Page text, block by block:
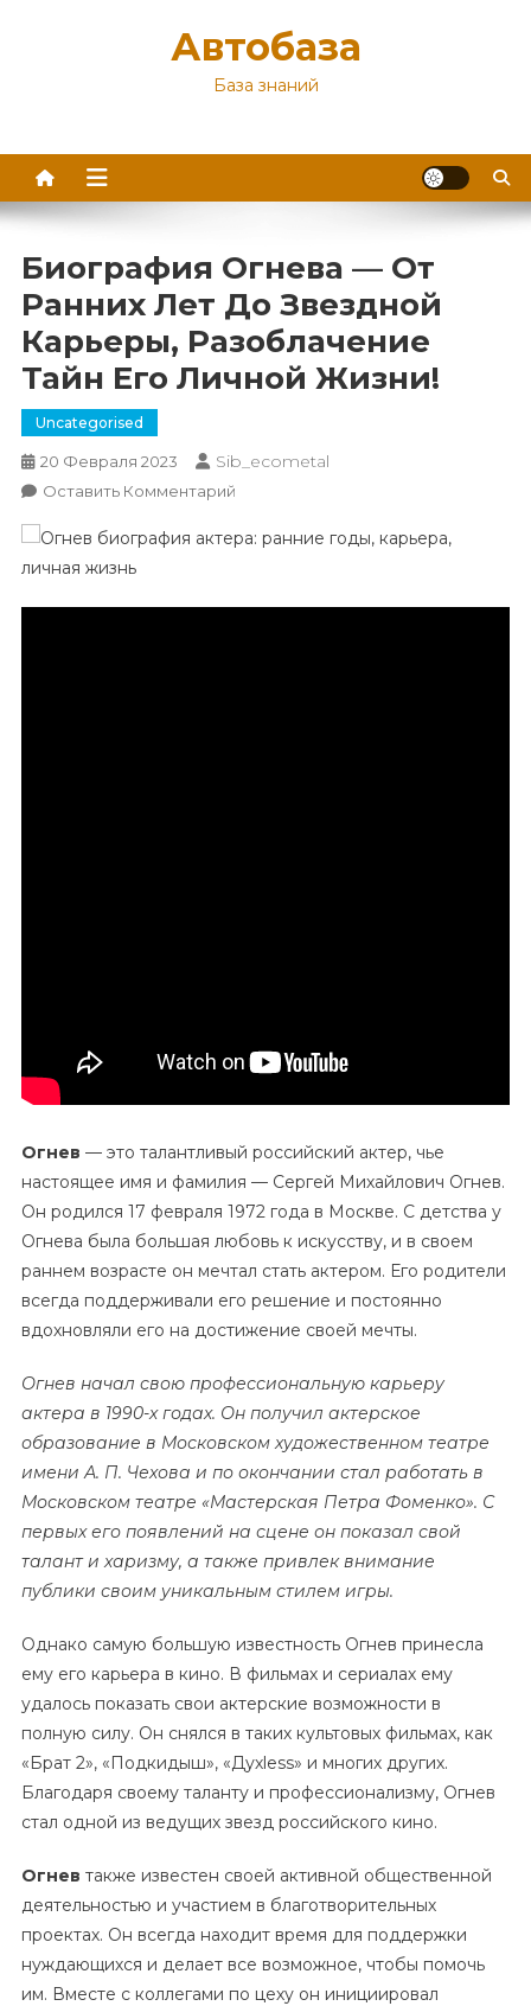
Автобаза
База знаний
Биография Огнева — От
Ранних Лет До Звездной
Карьеры, Разоблачение
Тайн Его Личной Жизни!
Uncategorised
20 Февраля 2023 Sib_ecometal
Оставить КомментарийК
Огнева
Огнев — это талантливый российский актер, чье
настоящее имя и фамилия — Сергей Михайлович Огнев.
Он родился 17 февраля 1972 года в Москве. С детства у
Огнева была большая любовь к искусству, и в своем
раннем возрасте он мечтал стать актером. Его родители
всегда поддерживали его решение и постоянно
вдохновляли его на достижение своей мечты.
Огнев начал свою профессиональную карьеру
актера в 1990-х годах. Он получил актерское
образование в Московском художественном театре
имени А. П. Чехова и по окончании стал работать в
Московском театре «Мастерская Петра Фоменко». С
первых его появлений на сцене он показал свой
талант и харизму, а также привлек внимание
публики своим уникальным стилем игры.
Однако самую большую известность Огнев принесла
ему его карьера в кино. В фильмах и сериалах ему
удалось показать свои актерские возможности в
полную силу. Он снялся в таких культовых фильмах, как
«Брат 2», «Подкидыш», «Духless» и многих других.
Благодаря своему таланту и профессионализму, Огнев
стал одной из ведущих звезд российского кино.
Огнев также известен своей активной общественной
деятельностью и участием в благотворительных
проектах. Он всегда находит время для поддержки
нуждающихся и делает все возможное, чтобы помочь
им. Вместе с коллегами по цеху он инициировал